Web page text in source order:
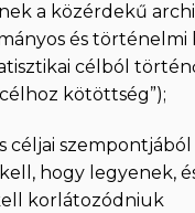
a közérdekű
és történelmi
célból
kötöttség”);
céljai
hogy legyenek,
korlátozódniuk